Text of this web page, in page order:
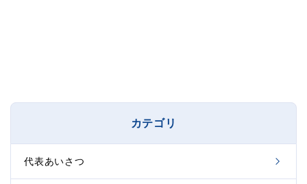
カテゴリ
代表あいさつ